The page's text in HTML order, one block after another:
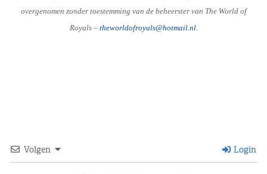
overgenomen zonder toestemming van de beheerster van The World of
Royals – theworldofroyals@hotmail.nl.
Volgen Login